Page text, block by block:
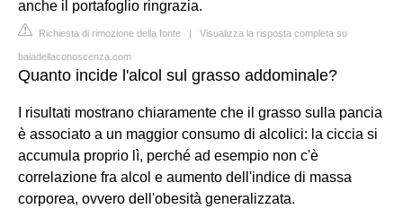
anche il portafoglio ringrazia.
Richiesta di rimozione della fonte | Visualizza la risposta completa su
baiadellaconoscenza.com
Quanto incide l'alcol sul grasso addominale?
I risultati mostrano chiaramente che il grasso sulla pancia
è associato a un maggior consumo di alcolici: la ciccia si
accumula proprio lì, perché ad esempio non c'è
correlazione fra alcol e aumento dell'indice di massa
corporea, ovvero dell'obesità generalizzata.